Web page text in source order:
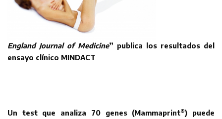
England Journal of Medicine” publica los resultados del
ensayo clínico MINDACT
Un test que analiza 70 genes (Mammaprint®) puede